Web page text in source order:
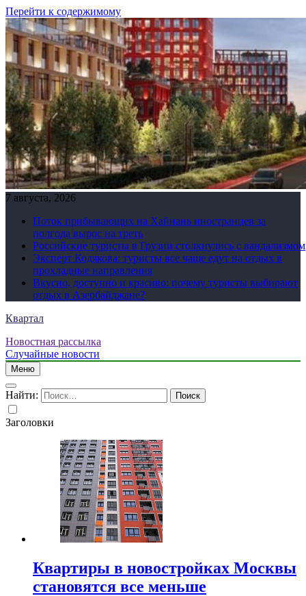
Перейти к содержимому
7 августа, 2026
Поток прибывающих на Хайнань иностранцев за
полгода вырос на треть
Российские туристы в Грузии столкнулись с вандализмом
Эксперт Кодякова: туристы все чаще едут на отдых в
прохладные направления
Вкусно, доступно и красиво: почему туристы выбирают
отдых в Азербайджане?
Квартал
Новостная рассылка
Случайные новости
Меню
Найти:
Заголовки
Квартиры в новостройках Москвы
становятся все меньше